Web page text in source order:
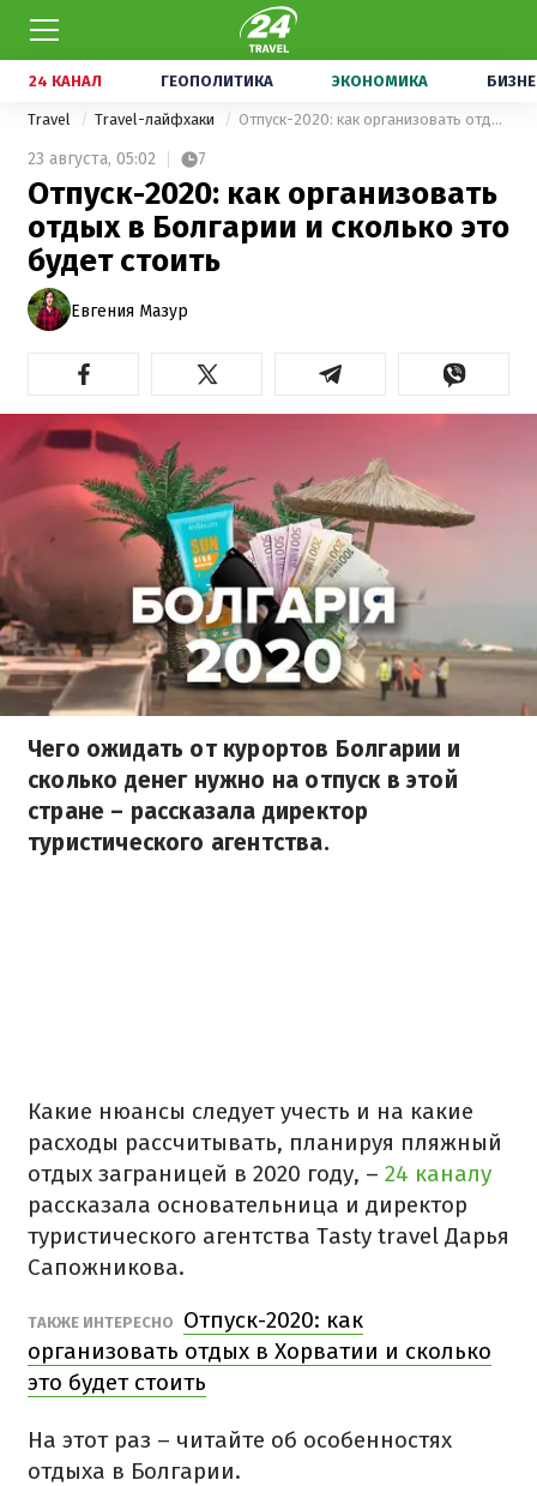
24 КАНАЛ ГЕОПОЛИТИКА ЭКОНОМИКА
Travel Travel-лайфхаки Отпуск-2020: как организовать отдых в Болгарии и сколько это будет стоить
23 августа, 05:02 7
Отпуск-2020: как организовать
отдых в Болгарии и сколько это
будет стоить
Евгения Мазур
Чего ожидать от курортов Болгарии и
сколько денег нужно на отпуск в этой
стране – рассказала директор
туристического агентства.
Какие нюансы следует учесть и на какие
расходы рассчитывать, планируя пляжный
отдых заграницей в 2020 году, – 24 каналу
рассказала основательница и директор
туристического агентства Tasty travel Дарья
Сапожникова.
ТАКЖЕ ИНТЕРЕСНО
Отпуск-2020: как
организовать отдых в Хорватии и сколько
это будет стоить
На этот раз – читайте об особенностях
отдыха в Болгарии.